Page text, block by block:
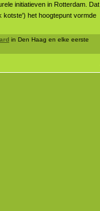
initiatieven in Rotterdam. Dat
kotste') het hoogtepunt vormde
in Den Haag en elke eerste